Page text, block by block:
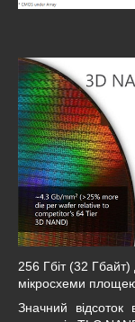
256 Гбіт (32
мікросхеми
Значний